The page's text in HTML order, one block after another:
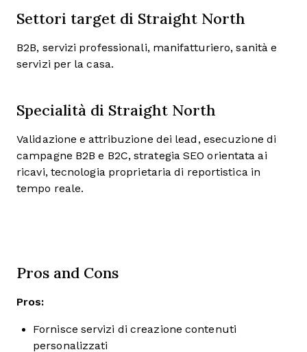
Settori target di Straight North
B2B, servizi professionali, manifatturiero, sanità e
servizi per la casa.
Specialità di Straight North
Validazione e attribuzione dei lead, esecuzione di
campagne B2B e B2C, strategia SEO orientata ai
ricavi, tecnologia proprietaria di reportistica in
tempo reale.
Pros and Cons
Pros:
Fornisce servizi di creazione contenuti
personalizzati